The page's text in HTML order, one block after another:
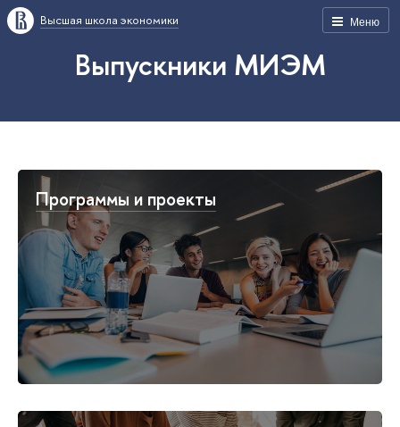
Меню
Высшая школа экономики
Выпускники МИЭМ
Программы и проекты